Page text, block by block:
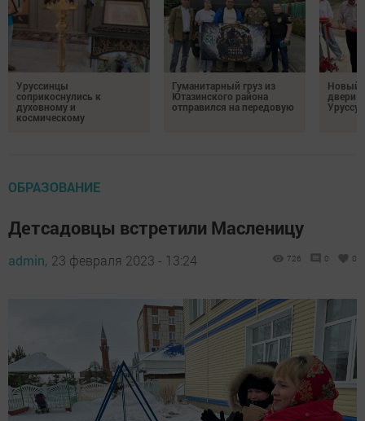
Уруссинцы
соприкоснулись к
духовному и
космическому
Гуманитарный груз из
Ютазинского района
отправился на передовую
Новый
двери
Уруссу
ОБРАЗОВАНИЕ
Детсадовцы встретили Масленицу
admin, 23 февраля 2023 - 13:24 726 0 0